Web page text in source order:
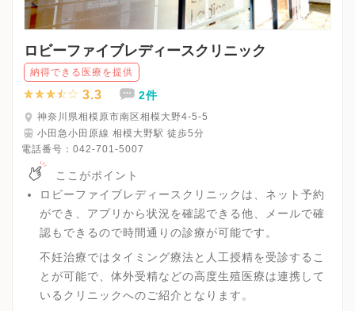
ロビーファイブレディースクリニック
納得できる医療を提供
3.3 2件
神奈川県相模原市南区相模大野4-5-5
小田急小田原線 相模大野駅 徒歩5分
電話番号： 042-701-5007
ここがポイント
ロビーファイブレディースクリニックは、ネット予約
ができ、アプリから状況を確認できる他、メールで確
認もできるので時間通りの診療が可能です。
不妊治療ではタイミング療法と人工授精を受診するこ
とが可能で、体外受精などの高度生殖医療は連携して
いるクリニックへのご紹介となります。